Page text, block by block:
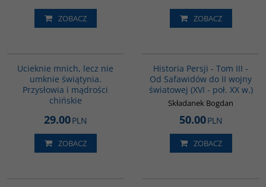
ZOBACZ ZOBACZ
Ucieknie mnich, lecz nie
umknie świątynia.
Przysłowia i mądrości
chińskie
29.00PLN
ZOBACZ
Historia Persji - Tom III -
Od Safawidów do II wojny
światowej (XVI - poł. XX w.)
Składanek Bogdan
50.00PLN
ZOBACZ